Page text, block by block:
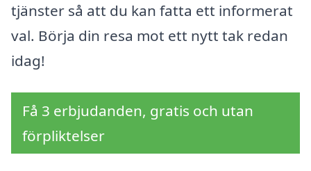
tjänster så att du kan fatta ett informerat
val. Börja din resa mot ett nytt tak redan
idag!
Få 3 erbjudanden, gratis och utan
förpliktelser